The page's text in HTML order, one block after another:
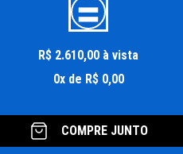
R$ 2.610,00 à vista
0x de R$ 0,00
COMPRE JUNTO